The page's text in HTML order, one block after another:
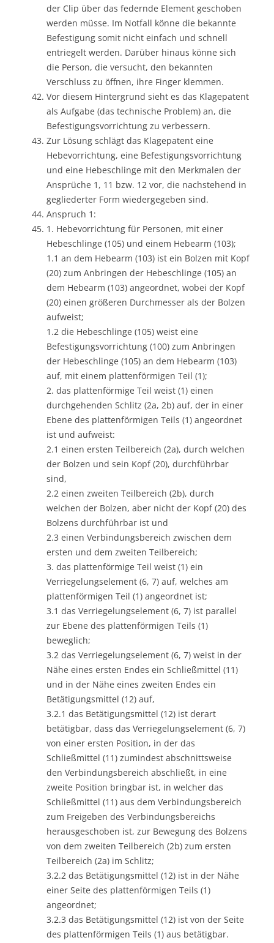
der Clip über das federnde Element geschoben
werden müsse. Im Notfall könne die bekannte
Befestigung somit nicht einfach und schnell
entriegelt werden. Darüber hinaus könne sich
die Person, die versucht, den bekannten
Verschluss zu öffnen, ihre Finger klemmen.
Vor diesem Hintergrund sieht es das Klagepatent
als Aufgabe (das technische Problem) an, die
Befestigungsvorrichtung zu verbessern.
Zur Lösung schlägt das Klagepatent eine
Hebevorrichtung, eine Befestigungsvorrichtung
und eine Hebeschlinge mit den Merkmalen der
Ansprüche 1, 11 bzw. 12 vor, die nachstehend in
gegliederter Form wiedergegeben sind.
Anspruch 1:
1. Hebevorrichtung für Personen, mit einer
Hebeschlinge (105) und einem Hebearm (103);
1.1 an dem Hebearm (103) ist ein Bolzen mit Kopf
(20) zum Anbringen der Hebeschlinge (105) an
dem Hebearm (103) angeordnet, wobei der Kopf
(20) einen größeren Durchmesser als der Bolzen
aufweist;
1.2 die Hebeschlinge (105) weist eine
Befestigungsvorrichtung (100) zum Anbringen
der Hebeschlinge (105) an dem Hebearm (103)
auf, mit einem plattenförmigen Teil (1);
2. das plattenförmige Teil weist (1) einen
durchgehenden Schlitz (2a, 2b) auf, der in einer
Ebene des plattenförmigen Teils (1) angeordnet
ist und aufweist:
2.1 einen ersten Teilbereich (2a), durch welchen
der Bolzen und sein Kopf (20), durchführbar
sind,
2.2 einen zweiten Teilbereich (2b), durch
welchen der Bolzen, aber nicht der Kopf (20) des
Bolzens durchführbar ist und
2.3 einen Verbindungsbereich zwischen dem
ersten und dem zweiten Teilbereich;
3. das plattenförmige Teil weist (1) ein
Verriegelungselement (6, 7) auf, welches am
plattenförmigen Teil (1) angeordnet ist;
3.1 das Verriegelungselement (6, 7) ist parallel
zur Ebene des plattenförmigen Teils (1)
beweglich;
3.2 das Verriegelungselement (6, 7) weist in der
Nähe eines ersten Endes ein Schließmittel (11)
und in der Nähe eines zweiten Endes ein
Betätigungsmittel (12) auf,
3.2.1 das Betätigungsmittel (12) ist derart
betätigbar, dass das Verriegelungselement (6, 7)
von einer ersten Position, in der das
Schließmittel (11) zumindest abschnittsweise
den Verbindungsbereich abschließt, in eine
zweite Position bringbar ist, in welcher das
Schließmittel (11) aus dem Verbindungsbereich
zum Freigeben des Verbindungsbereichs
herausgeschoben ist, zur Bewegung des Bolzens
von dem zweiten Teilbereich (2b) zum ersten
Teilbereich (2a) im Schlitz;
3.2.2 das Betätigungsmittel (12) ist in der Nähe
einer Seite des plattenförmigen Teils (1)
angeordnet;
3.2.3 das Betätigungsmittel (12) ist von der Seite
des plattenförmigen Teils (1) aus betätigbar.